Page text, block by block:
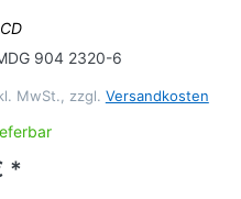
904 2320-6
MwSt., zzgl. Versandkosten
*